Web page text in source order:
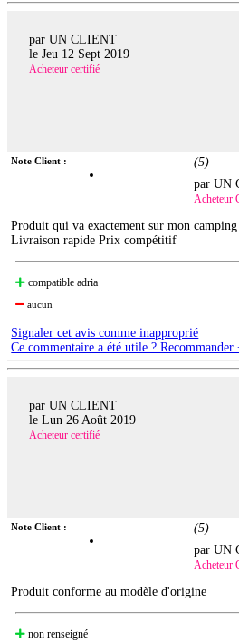
par UN CLIENT
le Jeu 12 Sept 2019
Acheteur certifié
Note Client : (5)
par UN
Acheteur
Produit qui va exactement sur mon
Livraison rapide Prix compétitif
compatible adria
aucun
Signaler cet avis comme inapproprié
Ce commentaire a été utile ? Recommander
par UN CLIENT
le Lun 26 Août 2019
Acheteur certifié
Note Client : (5)
par UN
Acheteur
Produit conforme au modèle d'origine
non renseigné